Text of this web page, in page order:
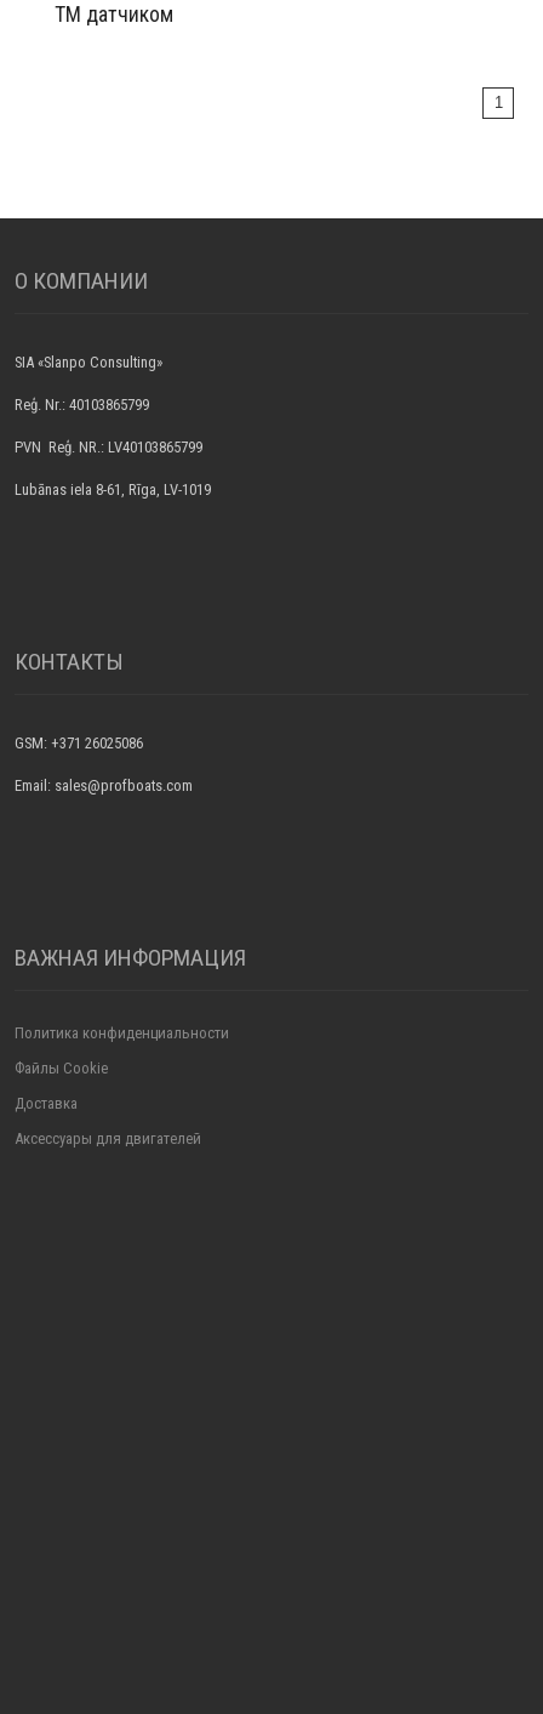
TM датчиком
1
О КОМПАНИИ
SIA «Slanpo Consulting»
Reģ. Nr.: 40103865799
PVN Reģ. NR.: LV40103865799
Lubānas iela 8-61, Rīga, LV-1019
КОНТАКТЫ
GSM: +371 26025086
Email: sales@profboats.com
ВАЖНАЯ ИНФОРМАЦИЯ
Политика конфиденциальности
Файлы Cookie
Доставка
Аксессуары для двигателей